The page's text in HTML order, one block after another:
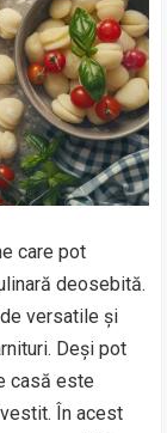
care pot
deosebită.
versatile și
Deși pot
casă este
În acest